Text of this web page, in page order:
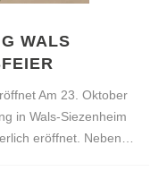
WALS
Am 23. Oktober
in Wals-Siezenheim
eröffnet. Neben…